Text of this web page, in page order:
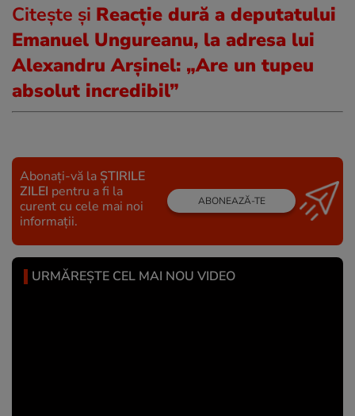
Citește și Reacție dură a deputatului
Emanuel Ungureanu, la adresa lui
Alexandru Arșinel: „Are un tupeu
absolut incredibil”
Abonați-vă la ȘTIRILE
ZILEI pentru a fi la
curent cu cele mai noi
informații.
ABONEAZĂ-TE
URMĂREȘTE CEL MAI NOU VIDEO